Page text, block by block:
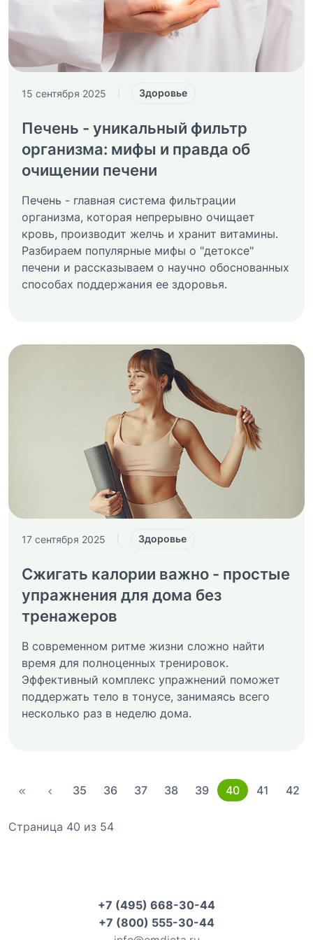
15 сентября 2025 Здоровье
Печень - уникальный фильтр
организма: мифы и правда об
очищении печени
Печень - главная система фильтрации
организма, которая непрерывно очищает
кровь, производит желчь и хранит витамины.
Разбираем популярные мифы о "детоксе"
печени и рассказываем о научно обоснованных
способах поддержания ее здоровья.
17 сентября 2025 Здоровье
Сжигать калории важно - простые
упражнения для дома без
тренажеров
В современном ритме жизни сложно найти
время для полноценных тренировок.
Эффективный комплекс упражнений поможет
поддержать тело в тонусе, занимаясь всего
несколько раз в неделю дома.
35 36 37 38 39 40 41 42
Страница 40 из 54
+7 (495) 668-30-44
+7 (800) 555-30-44